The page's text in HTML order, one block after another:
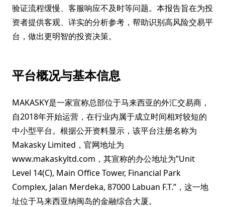
验证流程缓慢、客服响应不及时等问题。本报告旨在为投
资者提供客观、详实的分析参考，帮助识别高风险交易平
台，做出更明智的投资决策。
平台概况与基本信息
MAKASKY是一家宣称总部位于马来西亚的外汇交易商，
自2018年开始运营，在行业内属于成立时间相对较短的
中小型平台。根据公开资料显示，该平台注册名称为
Makasky Limited，官网地址为
www.makaskyltd.com，其宣称的办公地址为”Unit
Level 14(C), Main Office Tower, Financial Park
Complex, Jalan Merdeka, 87000 Labuan F.T.”，这一地
址位于马来西亚纳闽岛的金融综合大厦。